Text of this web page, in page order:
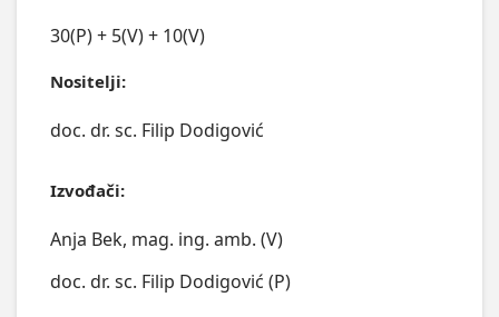
30(P) + 5(V) + 10(V)
Nositelji:
doc. dr. sc. Filip Dodigović
Izvođači:
Anja Bek, mag. ing. amb. (V)
doc. dr. sc. Filip Dodigović (P)